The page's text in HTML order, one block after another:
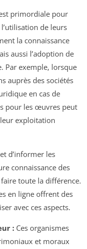
primordiale pour
de leurs
la connaissance
aussi l’adoption de
Par exemple, lorsque
auprès des sociétés
en cas de
pour les œuvres peut
exploitation
d’informer les
connaissance des
toute la différence.
en ligne offrent des
avec ces aspects.
:Ces organismes
et moraux